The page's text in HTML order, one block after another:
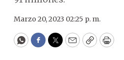
Marzo 20, 2023 02:25 p. m.
WhatsApp
Facebook
Twitter
EmailCopyPrint